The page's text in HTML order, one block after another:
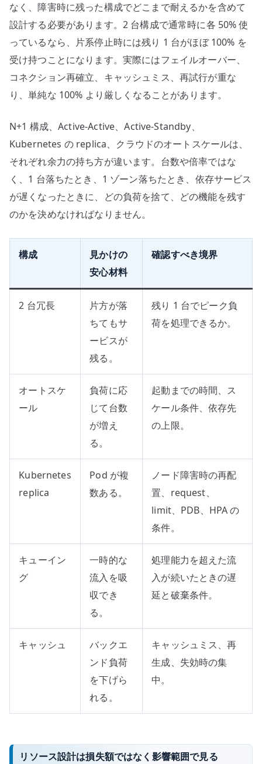
なく、障害時に残った構成でどこまで耐えるかを含めて
設計する必要があります。2 台構成で通常時に各 50% 使
っているなら、片系停止時には残り 1 台がほぼ 100% を
受け持つことになります。実際にはフェイルオーバー、
コネクション再確立、キャッシュミス、再試行が重な
り、単純な 100% より厳しくなることがあります。
N+1 構成、Active-Active、Active-Standby、
Kubernetes の replica、クラウドのオートスケールは、
それぞれ余力の持ち方が違います。台数や倍率ではな
く、1 台落ちたとき、1 ゾーン落ちたとき、依存サービス
が遅くなったときに、どの負荷を捨て、どの機能を残す
のかを決めなければなりません。
構成
見かけの
安心材料
確認すべき境界
2 台冗長
片方が落
ちてもサ
ービスが
残る。
残り 1 台でピーク負
荷を処理できるか。
オートスケ
ール
負荷に応
じて台数
が増え
る。
起動までの時間、ス
ケール条件、依存先
の上限。
Kubernetes
replica
Pod が複
数ある。
ノード障害時の再配
置、request、
limit、PDB、HPA の
条件。
キューイン
グ
一時的な
流入を吸
収でき
る。
処理能力を超えた流
入が続いたときの遅
延と破棄条件。
キャッシュ
バックエ
ンド負荷
を下げら
れる。
キャッシュミス、再
生成、失効時の集
中。
リソース設計は損失額ではなく影響範囲で見る